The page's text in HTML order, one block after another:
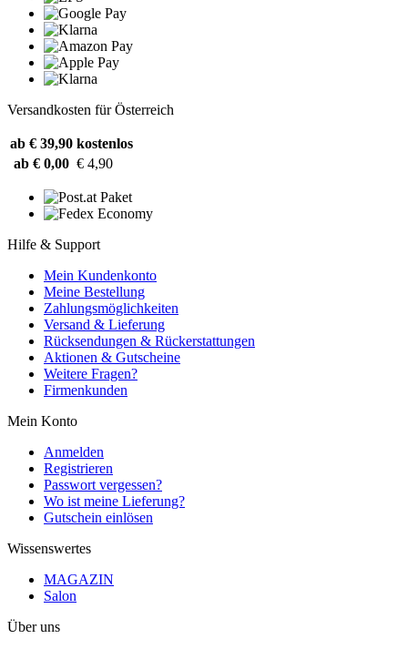
Versandkosten für Österreich
ab € 39,90 kostenlos
ab € 0,00 € 4,90
Hilfe & Support
Mein Kundenkonto
Meine Bestellung
Zahlungsmöglichkeiten
Versand & Lieferung
Rücksendungen & Rückerstattungen
Aktionen & Gutscheine
Weitere Fragen?
Firmenkunden
Mein Konto
Anmelden
Registrieren
Passwort vergessen?
Wo ist meine Lieferung?
Gutschein einlösen
Wissenswertes
MAGAZIN
Salon
Über uns